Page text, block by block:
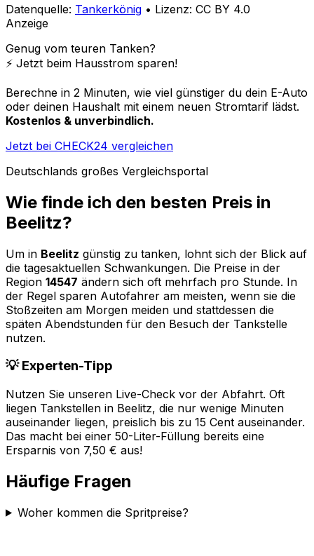
Datenquelle: Tankerkönig • Lizenz: CC BY 4.0
Anzeige
Genug vom teuren Tanken?
⚡️ Jetzt beim Hausstrom sparen!
Berechne in 2 Minuten, wie viel günstiger du dein E-Auto
oder deinen Haushalt mit einem neuen Stromtarif lädst.
Kostenlos & unverbindlich.
Jetzt bei CHECK24 vergleichen
Deutschlands großes Vergleichsportal
Wie finde ich den besten Preis in
Beelitz?
Um in Beelitz günstig zu tanken, lohnt sich der Blick auf
die tagesaktuellen Schwankungen. Die Preise in der
Region 14547 ändern sich oft mehrfach pro Stunde. In
der Regel sparen Autofahrer am meisten, wenn sie die
Stoßzeiten am Morgen meiden und stattdessen die
späten Abendstunden für den Besuch der Tankstelle
nutzen.
💡 Experten-Tipp
Nutzen Sie unseren Live-Check vor der Abfahrt. Oft
liegen Tankstellen in Beelitz, die nur wenige Minuten
auseinander liegen, preislich bis zu 15 Cent auseinander.
Das macht bei einer 50-Liter-Füllung bereits eine
Ersparnis von 7,50 € aus!
Häufige Fragen
Woher kommen die Spritpreise?